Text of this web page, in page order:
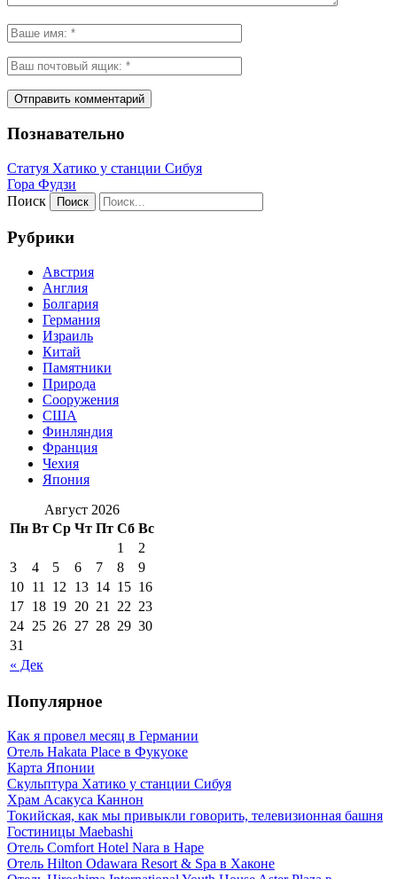
Познавательно
Статуя Хатико у станции Сибуя
Гора Фудзи
Поиск
Рубрики
Австрия
Англия
Болгария
Германия
Израиль
Китай
Памятники
Природа
Сооружения
США
Финляндия
Франция
Чехия
Япония
Август 2026
Пн Вт Ср Чт Пт Сб Вс
« Дек
1
2
3
4 5 6 7 8
9
10 11 12 13 14 15 16
17 18 19 20 21 22 23
24 25 26 27 28 29 30
31
Популярное
Как я провел месяц в Германии
Отель Hakata Place в Фукуоке
Карта Японии
Скульптура Хатико у станции Сибуя
Храм Асакуса Каннон
Токийская, как мы привыкли говорить, телевизионная башня
Гостиницы Maebashi
Отель Comfort Hotel Nara в Наре
Отель Hilton Odawara Resort & Spa в Хаконе